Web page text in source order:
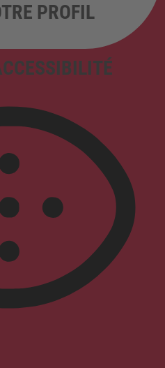
PROFIL